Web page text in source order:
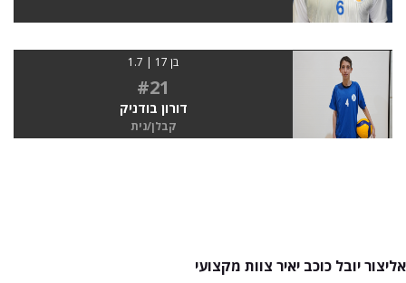
בן 17 | 1.7
#21
דורון בודניק
קבלן/נית
אליצור יובל כוכב יאיר צוות מקצועי